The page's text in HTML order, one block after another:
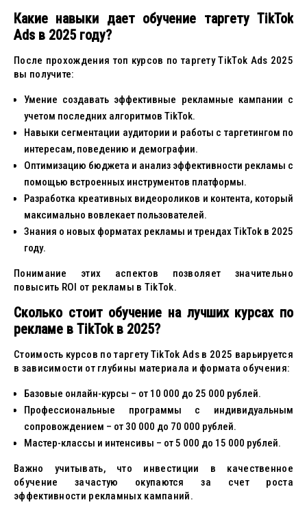
Какие навыки дает обучение таргету TikTok
Ads в 2025 году?
После прохождения топ курсов по таргету TikTok Ads 2025
вы получите:
Умение создавать эффективные рекламные кампании с
учетом последних алгоритмов TikTok.
Навыки сегментации аудитории и работы с таргетингом по
интересам, поведению и демографии.
Оптимизацию бюджета и анализ эффективности рекламы с
помощью встроенных инструментов платформы.
Разработка креативных видеороликов и контента, который
максимально вовлекает пользователей.
Знания о новых форматах рекламы и трендах TikTok в 2025
году.
Понимание этих аспектов позволяет значительно
повысить ROI от рекламы в TikTok.
Сколько стоит обучение на лучших курсах по
рекламе в TikTok в 2025?
Стоимость курсов по таргету TikTok Ads в 2025 варьируется
в зависимости от глубины материала и формата обучения:
Базовые онлайн-курсы – от 10 000 до 25 000 рублей.
Профессиональные программы с индивидуальным
сопровождением – от 30 000 до 70 000 рублей.
Мастер-классы и интенсивы – от 5 000 до 15 000 рублей.
Важно учитывать, что инвестиции в качественное
обучение зачастую окупаются за счет роста
эффективности рекламных кампаний.